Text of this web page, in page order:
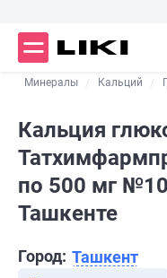
Минералы Кальций
Кальция
по 500 мг
Ташкенте
Город: Ташкент